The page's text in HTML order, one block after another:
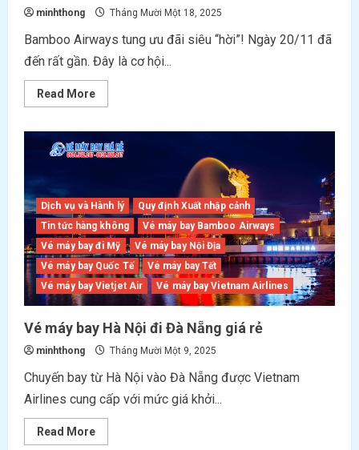
minhthong Tháng Mười Một 18, 2025
Bamboo Airways tung ưu đãi siêu “hời”! Ngày 20/11 đã
đến rất gần. Đây là cơ hội...
Read MoreRead
more
ưu
đãi
nhân
ngày
20/11
Dịch vụ và Hành lý
Quy định Xuất nhập cảnh
Tin tức hàng không
Vé máy bay Bamboo Airways
Vé máy bay đi Mỹ
Vé máy bay Nội Địa
Vé máy bay Quốc Tế
Vé máy bay Tết
Vé máy bay Vietjet Air
Vé máy bay Vietnam Airlines
Vé máy bay Hà Nội đi Đà Nẵng giá rẻ
minhthong Tháng Mười Một 9, 2025
Chuyến bay từ Hà Nội vào Đà Nẵng được Vietnam
Airlines cung cấp với mức giá khởi...
Read MoreRead
more